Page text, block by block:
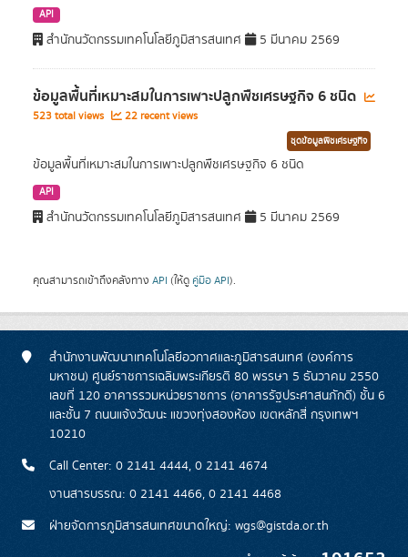
API
สำนักนวัตกรรมเทคโนโลยีภูมิสารสนเทศ 5 มีนาคม 2569
ข้อมูลพื้นที่เหมาะสมในการเพาะปลูกพืชเศรษฐกิจ 6 ชนิด
523 total views 22 recent views
ชุดข้อมูลพืชเศรษฐกิจ
ข้อมูลพื้นที่เหมาะสมในการเพาะปลูกพืชเศรษฐกิจ 6 ชนิด
API
สำนักนวัตกรรมเทคโนโลยีภูมิสารสนเทศ 5 มีนาคม 2569
คุณสามารถเข้าถึงคลังทาง API (ให้ดู คู่มือ API).
สำนักงานพัฒนาเทคโนโลยีอวกาศและภูมิสารสนเทศ (องค์การ
มหาชน) ศูนย์ราชการเฉลิมพระเกียรติ 80 พรรษา 5 ธันวาคม 2550
เลขที่ 120 อาคารรวมหน่วยราชการ (อาคารรัฐประศาสนภักดี) ชั้น 6
และชั้น 7 ถนนแจ้งวัฒนะ แขวงทุ่งสองห้อง เขตหลักสี่ กรุงเทพฯ
10210
Call Center: 0 2141 4444, 0 2141 4674
งานสารบรรณ: 0 2141 4466, 0 2141 4468
ฝ่ายจัดการภูมิสารสนเทศขนาดใหญ่: wgs@gistda.or.th